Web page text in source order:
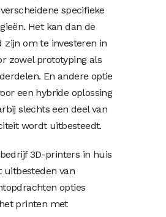
specifieke
Het kan dan de
zijn om te investeren in
zowel prototyping als
En andere optie
een hybride oplossing
slechts een deel van
wordt uitbesteedt.
3D-printers in huis
uitbesteden van
opties
printen met